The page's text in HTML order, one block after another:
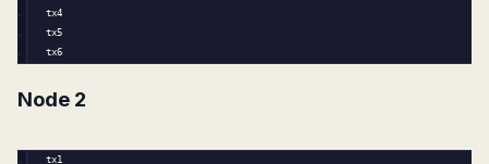
tx4
tx5
tx6
Node 2
tx1